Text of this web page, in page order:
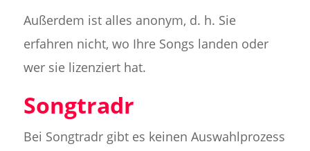
Außerdem ist alles anonym, d. h. Sie
erfahren nicht, wo Ihre Songs landen oder
wer sie lizenziert hat.
Songtradr
Bei Songtradr gibt es keinen Auswahlprozess